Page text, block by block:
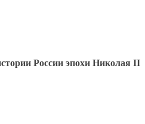
России эпохи Николая II